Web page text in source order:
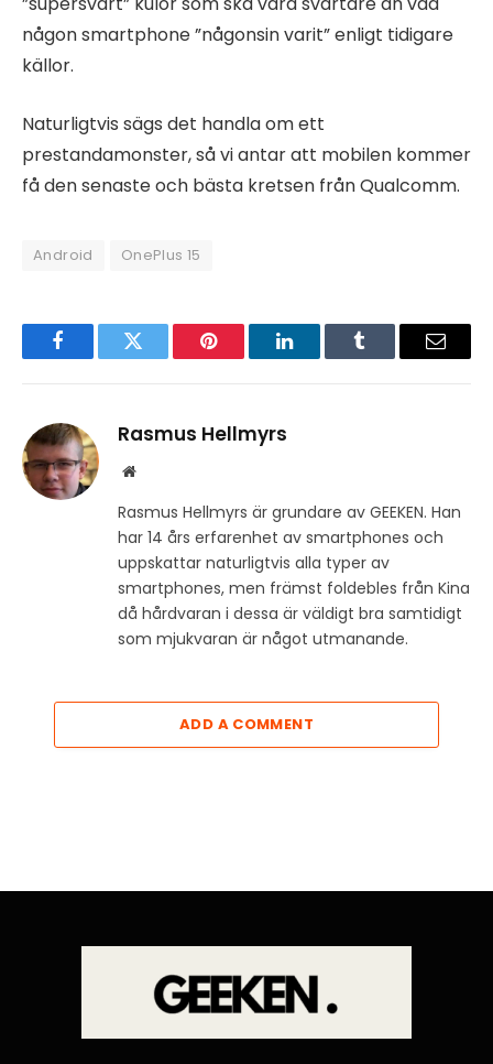
någon smartphone ”någonsin varit” enligt tidigare
källor.
Naturligtvis sägs det handla om ett
prestandamonster, så vi antar att mobilen kommer
få den senaste och bästa kretsen från Qualcomm.
Android OnePlus 15
FacebookTwitter Pinterest LinkedInTumblr Email
Rasmus Hellmyrs
Website
Rasmus Hellmyrs är grundare av GEEKEN. Han
har 14 års erfarenhet av smartphones och
uppskattar naturligtvis alla typer av
smartphones, men främst foldebles från Kina
då hårdvaran i dessa är väldigt bra samtidigt
som mjukvaran är något utmanande.
ADD A COMMENT